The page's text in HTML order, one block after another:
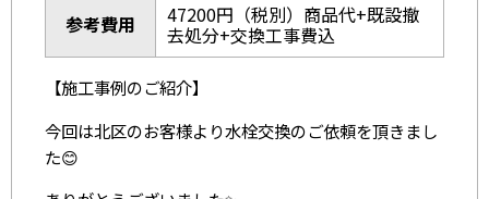
参考費用 47200円（税別）商品代+既設撤
去処分+交換工事費込
【施工事例のご紹介】
今回は北区のお客様より水栓交換のご依頼を頂きまし
た😊